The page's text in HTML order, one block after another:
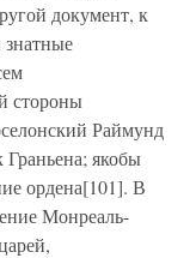
документ, к
стороны
Раймунд
Граньена; якобы
ордена[101]. В
Монреаль-